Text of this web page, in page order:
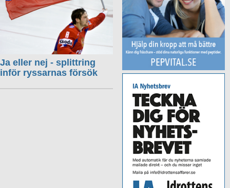
Ja eller nej - splittring
inför ryssarnas försök